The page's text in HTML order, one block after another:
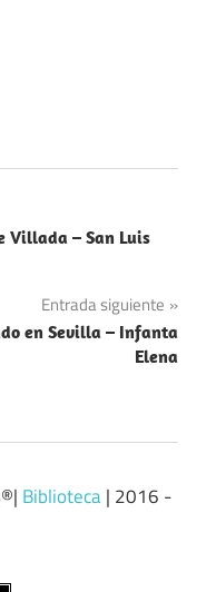
Villada – San Luis
Entrada siguiente
en Sevilla – Infanta
Elena
Biblioteca| 2016 -